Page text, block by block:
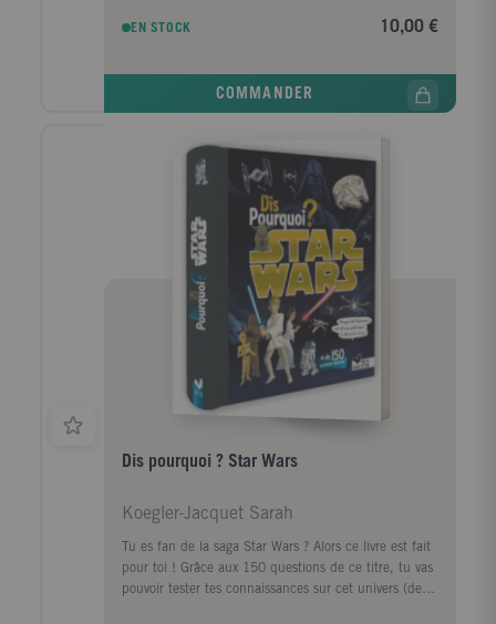
remonter à bord avec lui et s'enfuir, maintenant.
EN STOCK 10,00 €
COMMANDER
Dis pourquoi ? Star Wars
Koegler-Jacquet Sarah
Tu es fan de la saga Star Wars ? Alors ce livre est fait
pour toi ! Grâce aux 150 questions de ce titre, tu vas
pouvoir tester tes connaissances sur cet univers (de